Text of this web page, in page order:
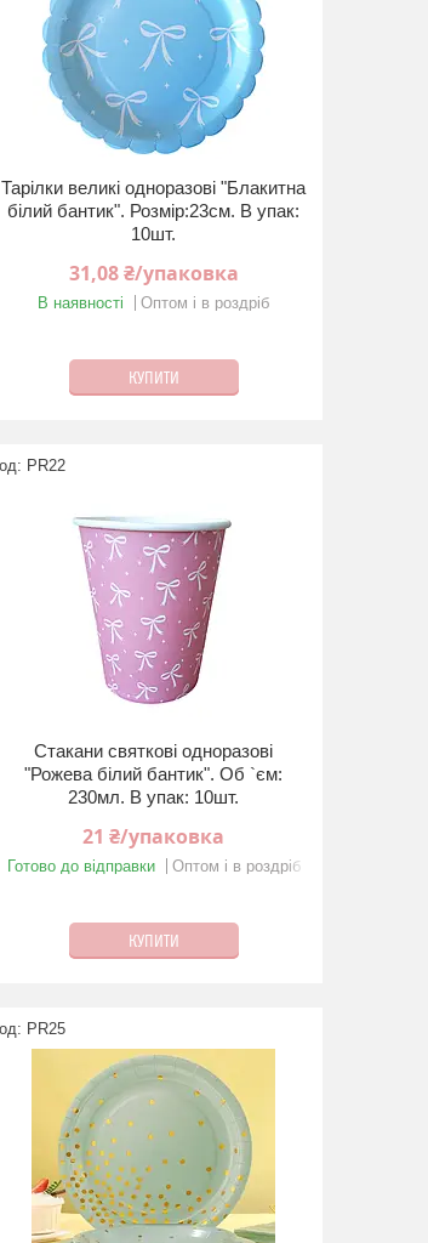
Тарілки великі одноразові "Блакитна
бiлий бантик". Розмір:23см. В упак:
10шт.
31,08 ₴/упаковка
В наявності Оптом і в роздріб
КУПИТИ
PR22
Стакани святкові одноразові
"Рожева бiлий бантик". Об `єм:
230мл. В упак: 10шт.
21 ₴/упаковка
Готово до відправки Оптом і в роздріб
КУПИТИ
PR25